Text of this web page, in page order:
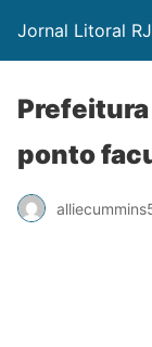
Jornal Litoral RJ
ponto